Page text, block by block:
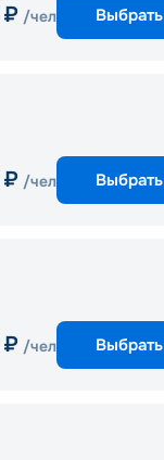
₽ /чел Выбрать
₽ /чел Выбрать
₽ /чел Выбрать